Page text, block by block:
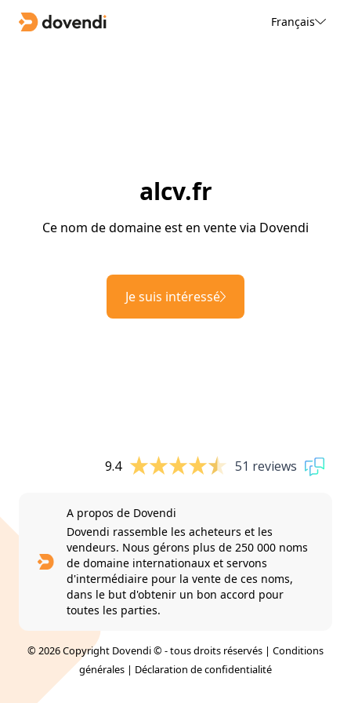
Français
alcv.fr
Ce nom de domaine est en vente via Dovendi
Je suis intéressé
9.4 51 reviews
A propos de Dovendi
Dovendi rassemble les acheteurs et les
vendeurs. Nous gérons plus de 250 000 noms
de domaine internationaux et servons
d'intermédiaire pour la vente de ces noms,
dans le but d'obtenir un bon accord pour
toutes les parties.
© 2026 Copyright Dovendi © - tous droits réservés | Conditions
générales | Déclaration de confidentialité